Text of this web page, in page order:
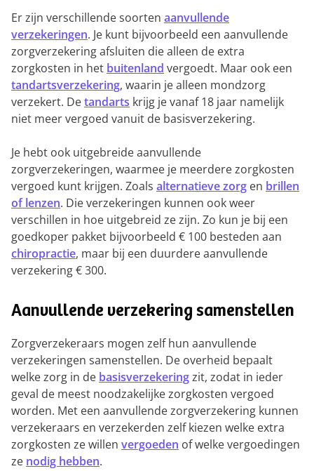
Er zijn verschillende soorten aanvullende
verzekeringen. Je kunt bijvoorbeeld een aanvullende
zorgverzekering afsluiten die alleen de extra
zorgkosten in het buitenland vergoedt. Maar ook een
tandartsverzekering, waarin je alleen mondzorg
verzekert. Detandarts krijg je vanaf 18 jaar namelijk
niet meer vergoed vanuit de basisverzekering.
Je hebt ook uitgebreide aanvullende
zorgverzekeringen, waarmee je meerdere zorgkosten
vergoed kunt krijgen. Zoals alternatieve zorg en brillen
of lenzen. Die verzekeringen kunnen ook weer
verschillen in hoe uitgebreid ze zijn. Zo kun je bij een
goedkoper pakket bijvoorbeeld € 100 besteden aan
chiropractie, maar bij een duurdere aanvullende
verzekering € 300.
Aanvullende verzekering samenstellen
Zorgverzekeraars mogen zelf hun aanvullende
verzekeringen samenstellen. De overheid bepaalt
welke zorg in de basisverzekeringzit, zodat in ieder
geval de meest noodzakelijke zorgkosten vergoed
worden. Met een aanvullende zorgverzekering kunnen
verzekeraars en verzekerden zelf kiezen welke extra
zorgkosten ze willen vergoeden of welke vergoedingen
ze nodig hebben.